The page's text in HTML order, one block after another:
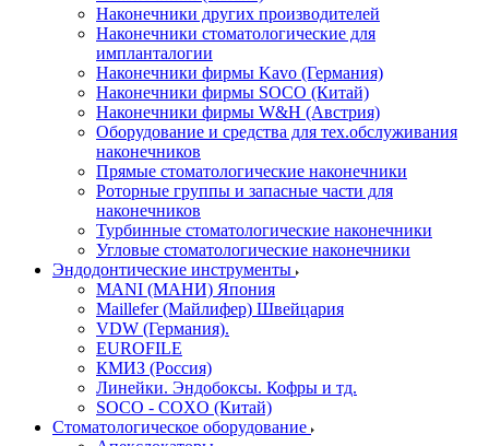
Наконечники других производителей
Наконечники стоматологические для
импланталогии
Наконечники фирмы Kavo (Германия)
Наконечники фирмы SOCO (Китай)
Наконечники фирмы W&H (Австрия)
Оборудование и средства для тех.обслуживания
наконечников
Прямые стоматологические наконечники
Роторные группы и запасные части для
наконечников
Турбинные стоматологические наконечники
Угловые стоматологические наконечники
Эндодонтические инструменты
MANI (МАНИ) Япония
Maillefer (Майлифер) Швейцария
VDW (Германия).
EUROFILE
КМИЗ (Россия)
Линейки. Эндобоксы. Кофры и тд.
SOCO - COXO (Китай)
Стоматологическое оборудование